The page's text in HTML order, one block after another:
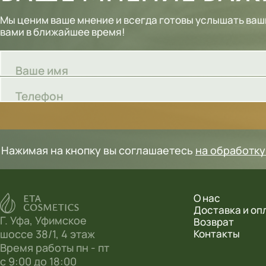
Шампуни
Основы под макияж
Мыло
Мы ценим ваше мнение и всегда готовы услышать
вами в ближайшее время!
Ваше имя
Телефон
Нажимая на кнопку вы соглашаетесь на
Г. Уфа, Уфимское
шоссе 38/1, 4 этаж
Время работы пн - пт
с 9:00 до 18:00
О нас
Доставка и
Возврат
Контакты